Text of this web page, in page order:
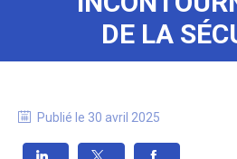
DE LA
Publié le 30 avril 2025